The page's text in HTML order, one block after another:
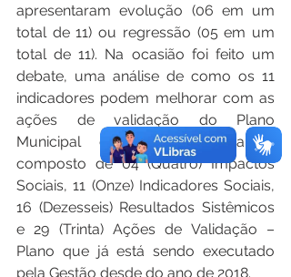
apresentaram evolução (06 em um
total de 11) ou regressão (05 em um
total de 11). Na ocasião foi feito um
debate, uma análise de como os 11
indicadores podem melhorar com as
ações de validação do Plano
Municipal de Ação, o qual é
composto de 04 (Quatro) Impactos
Sociais, 11 (Onze) Indicadores Sociais,
16 (Dezesseis) Resultados Sistêmicos
e 29 (Trinta) Ações de Validação –
Plano que já está sendo executado
pela Gestão desde do ano de 2018.